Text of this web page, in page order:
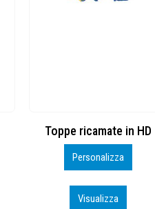
KIT CAMP 100
Personalizza
Visualizza